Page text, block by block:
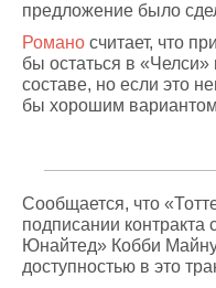
предложение было
Романо считает, что
бы остаться в «Челси»
составе, но если это
бы хорошим
Сообщается, что
подписании
Юнайтед» Кобби
доступностью в это